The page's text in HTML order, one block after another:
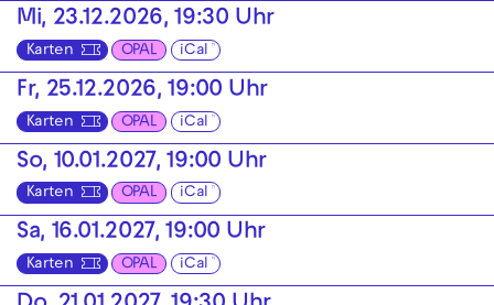
Mi, 23.12.2026, 19:30 Uhr
Karten OPAL iCal
Fr, 25.12.2026, 19:00 Uhr
Karten OPAL iCal
So, 10.01.2027, 19:00 Uhr
Karten OPAL iCal
Sa, 16.01.2027, 19:00 Uhr
Karten OPAL iCal